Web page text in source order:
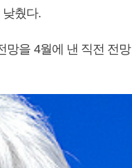
췄다.
망을 4월에 낸 직전 전망